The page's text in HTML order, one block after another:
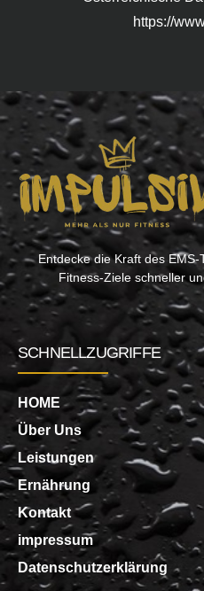
https://
Entdecke die Kraft des
Fitness-Ziele schneller
SCHNELLZUGRIFFE
HOME
Über Uns
Leistungen
Ernährung
Kontakt
impressum
Datenschutzerklärung